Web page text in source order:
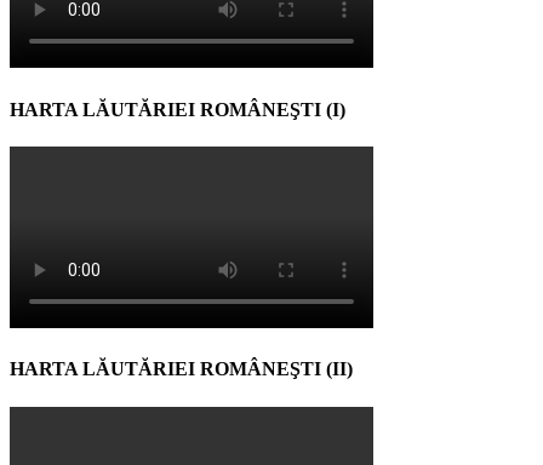
HARTA LĂUTĂRIEI ROMÂNEŞTI (I)
HARTA LĂUTĂRIEI ROMÂNEŞTI (II)